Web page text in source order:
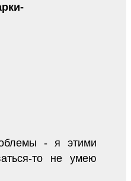
- я этими
то не умею